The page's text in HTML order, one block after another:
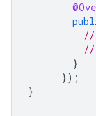
//
//
}
});
}